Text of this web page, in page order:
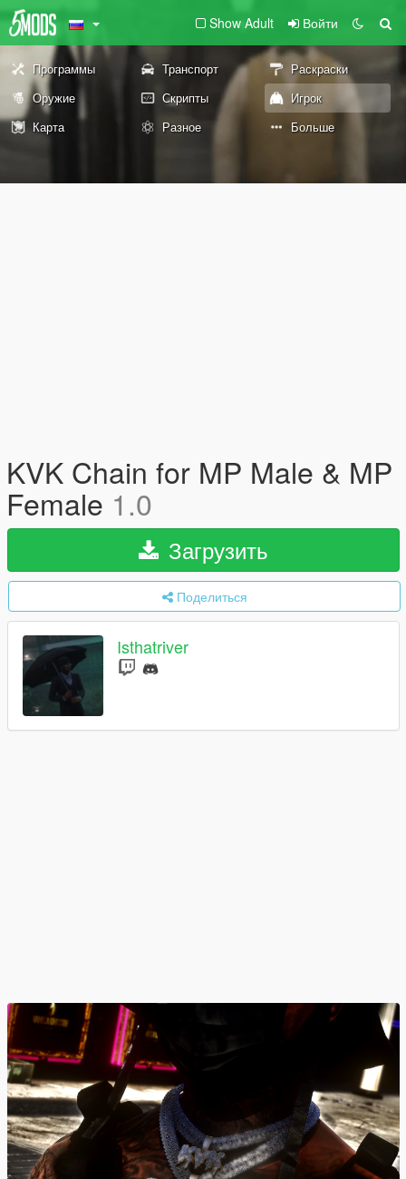
Show Adult Войти
Программы Транспорт
Раскраски
Оружие
Скрипты
Игрок
Карта
Разное Больше
KVK Chain for MP Male & MP
Female 1.0
Загрузить
Поделиться
Isthatriver